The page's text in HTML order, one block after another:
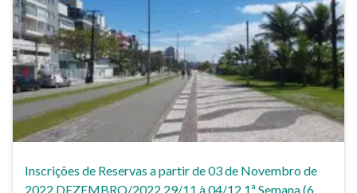
Inscrições de Reservas a partir de 03 de Novembro de
2022 DEZEMBRO/2022 29/11 à 04/12 1ª Semana (6